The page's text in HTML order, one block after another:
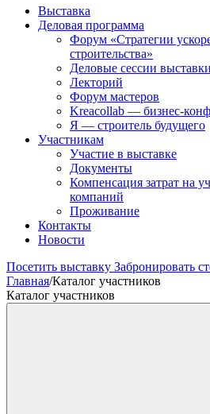
Выставка
Деловая программа
Форум «Стратегии
строительства»
Деловые сессии выставки
Лекторий
Форум мастеров
Kreacollab — бизнес-
Я — строитель будущего
Участникам
Участие в выставке
Документы
Компенсация затрат на
компаний
Проживание
Контакты
Новости
Посетить выставку Забронировать
Главная/Каталог участников
Каталог участников